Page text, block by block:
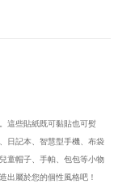
這些貼紙既可黏貼也可熨
日記本、智慧型手機、布袋
童帽子、手帕、包包等小物
出屬於您的個性風格吧！